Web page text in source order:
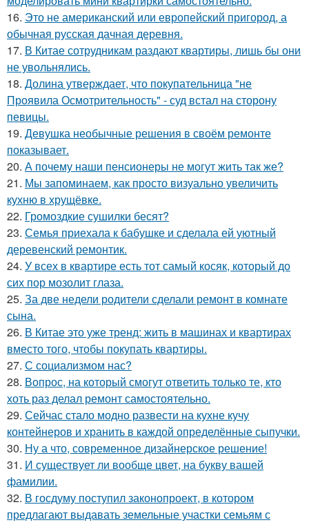
16. Это не американский или европейский пригород, а
обычная русская дачная деревня.
17. В Китае сотрудникам раздают квартиры, лишь бы они
не увольнялись.
18. Долина утверждает, что покупательница "не
Проявила Осмотрительность" - суд встал на сторону
певицы.
19. Девушка необычные решения в своём ремонте
показывает.
20. А почему наши пенсионеры не могут жить так же?
21. Мы запоминаем, как просто визуально увеличить
кухню в хрущёвке.
22. Громоздкие сушилки бесят?
23. Семья приехала к бабушке и сделала ей уютный
деревенский ремонтик.
24. У всех в квартире есть тот самый косяк, который до
сих пор мозолит глаза.
25. За две недели родители сделали ремонт в комнате
сына.
26. В Китае это уже тренд: жить в машинах и квартирах
вместо того, чтобы покупать квартиры.
27. С социализмом нас?
28. Вопрос, на который смогут ответить только те, кто
хоть раз делал ремонт самостоятельно.
29. Сейчас стало модно развести на кухне кучу
контейнеров и хранить в каждой определённые сыпучки.
30. Ну а что, современное дизайнерское решение!
31. И существует ли вообще цвет, на букву вашей
фамилии.
32. В госдуму поступил законопроект, в котором
предлагают выдавать земельные участки семьям с